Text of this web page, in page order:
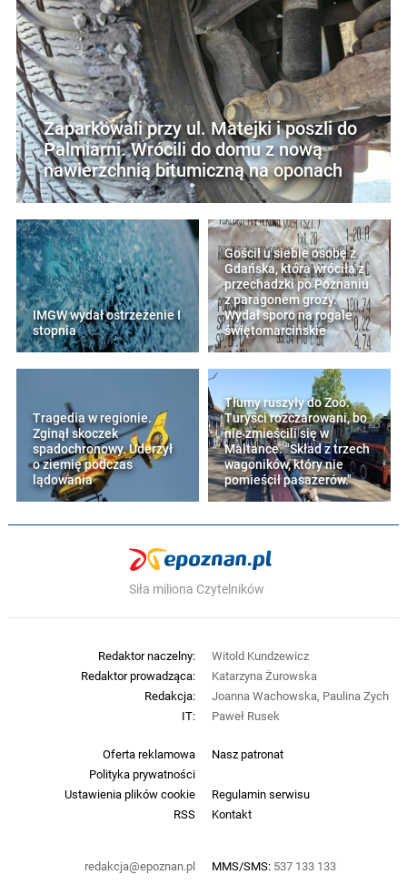
Zaparkowali przy ul. Matejki i poszli do
Palmiarni. Wrócili do domu z nową
nawierzchnią bitumiczną na oponach
IMGW wydał ostrzeżenie I
stopnia
Gościł u siebie osobę z
Gdańska, która wróciła z
przechadzki po Poznaniu
z paragonem grozy.
Wydał sporo na rogale
świętomarcińskie
Tragedia w regionie.
Zginął skoczek
spadochronowy. Uderzył
o ziemię podczas
lądowania
Tłumy ruszyły do Zoo.
Turyści rozczarowani, bo
nie zmieścili się w
Maltance. "Skład z trzech
wagoników, który nie
pomieścił pasażerów."
Siła miliona Czytelników
Oferta reklamowa
Nasz patronat
Polityka prywatności
Ustawienia plików cookie
Regulamin serwisu
RSS
Kontakt
redakcja@epoznan.pl MMS/SMS: 537 133 133
Redaktor naczelny:
Witold Kundzewicz
Redaktor prowadząca:
Katarzyna Żurowska
Redakcja:
Joanna Wachowska, Paulina Zych
IT:
Paweł Rusek